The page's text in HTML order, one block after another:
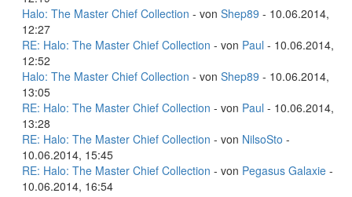
Halo: The Master Chief Collection - von Shep89 - 10.06.2014,
12:27
RE: Halo: The Master Chief Collection - von Paul - 10.06.2014,
12:52
Halo: The Master Chief Collection - von Shep89 - 10.06.2014,
13:05
RE: Halo: The Master Chief Collection - von Paul - 10.06.2014,
13:28
RE: Halo: The Master Chief Collection - von NilsoSto -
10.06.2014, 15:45
RE: Halo: The Master Chief Collection - von Pegasus Galaxie -
10.06.2014, 16:54